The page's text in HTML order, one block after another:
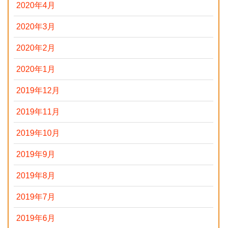
2020年4月
2020年3月
2020年2月
2020年1月
2019年12月
2019年11月
2019年10月
2019年9月
2019年8月
2019年7月
2019年6月